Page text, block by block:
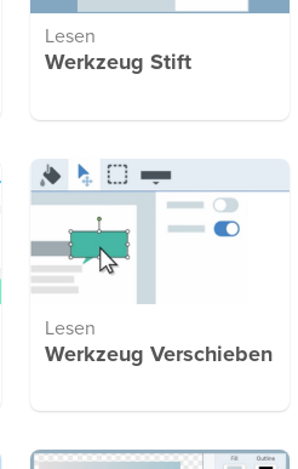
Lesen
Werkzeug Stift
Lesen
Werkzeug Verschieben